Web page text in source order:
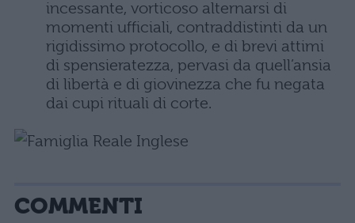
incessante, vorticoso alternarsi di
momenti ufficiali, contraddistinti da un
rigidissimo protocollo, e di brevi attimi
di spensieratezza, pervasi da quell’ansia
di libertà e di giovinezza che fu negata
dai cupi rituali di corte.
COMMENTI